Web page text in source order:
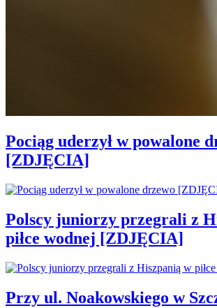
Pociąg uderzył w powalone
[ZDJĘCIA]
Polscy juniorzy przegrali z
piłce wodnej [ZDJĘCIA]
Przy ul. Noakowskiego w